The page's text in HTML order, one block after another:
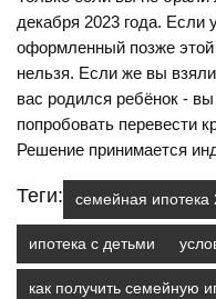
декабря 2023 года. Если
оформленный позже этой
нельзя. Если же вы
вас родился ребёнок -
попробовать перевести
Решение принимается
Теги: семейная ипотека
ипотека с детьми
как получить семейную